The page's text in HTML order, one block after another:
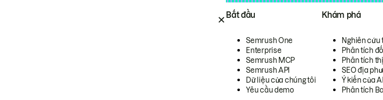
Bắt đầu
Semrush One
Enterprise
Semrush MCP
Semrush API
Dữ liệu của chúng tôi
Yêu cầu demo
Khám phá
Nghiên cứu
Phân tích
Phân tích
SEO địa
Ý kiến của
Phân tích